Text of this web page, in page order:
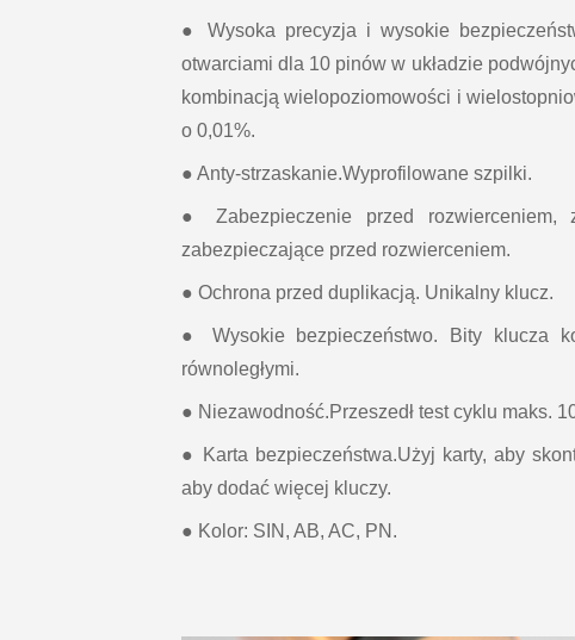
● Wysoka precyzja i wysokie
otwarciami dla 10 pinów w układzie
kombinacją wielopoziomowości i
o 0,01%.
● Anty-strzaskanie.Wyprofilowane szpilki.
● Zabezpieczenie przed rozwierceniem,
zabezpieczające przed rozwierceniem.
● Ochrona przed duplikacją. Unikalny klucz.
● Wysokie bezpieczeństwo. Bity klucza
równoległymi.
● Niezawodność.Przeszedł test cyklu maks.
● Karta bezpieczeństwa.Użyj karty, aby
aby dodać więcej kluczy.
● Kolor: SIN, AB, AC, PN.